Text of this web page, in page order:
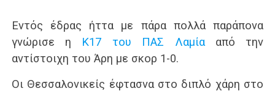
Εντός έδρας ήττα με πάρα πολλά παράπονα
γνώρισε η Κ17 του ΠΑΣ Λαμίααπό την
αντίστοιχη του Άρη με σκορ 1-0.
Οι Θεσσαλονικείς έφτασνα στο διπλό χάρη στο